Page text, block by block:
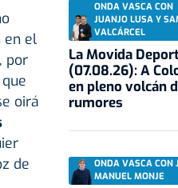
en el
por
oirá
de
ONDA VASCA CON
JUANJO LUSA Y
VALCÁRCEL
La Movida
(07.08.26): A
en pleno volcán
rumores
ONDA VASCA CON
MANUEL MONJE